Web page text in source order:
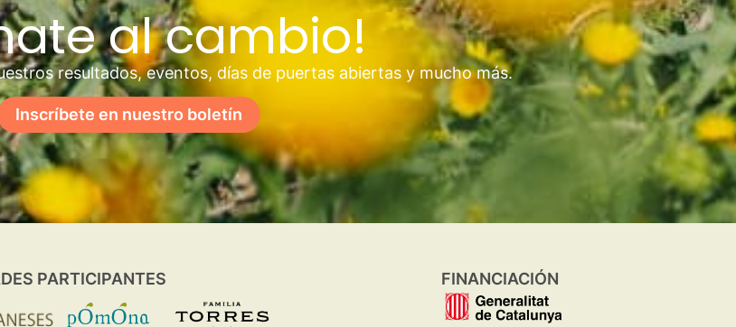
al cambio!
resultados, eventos, días de puertas abiertas y mucho más.
Inscríbete en nuestro boletín
PARTICIPANTES FINANCIACIÓN